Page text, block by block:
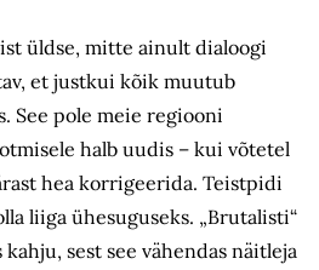
üldse, mitte ainult dialoogi
et justkui kõik muutub
See pole meie regiooni
halb uudis – kui võtetel
hea korrigeerida. Teistpidi
liiga ühesuguseks. „Brutalisti“
sest see vähendas näitleja